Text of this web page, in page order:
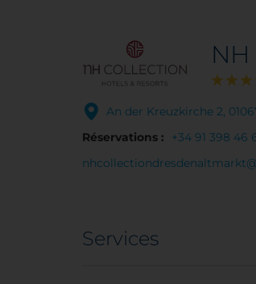
An der Kreuzkirche 2,
Réservations :
+34 91 398 46
Services